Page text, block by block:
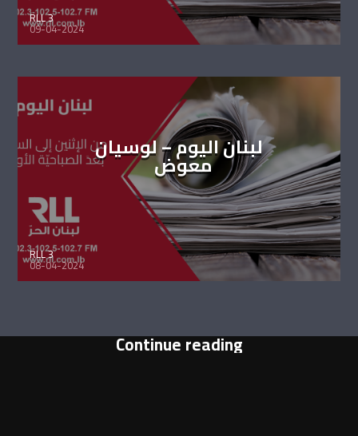
RLL 3
09-04-2024
لبنان اليوم – لوسيان
معوض
RLL 3
08-04-2024
Continue reading